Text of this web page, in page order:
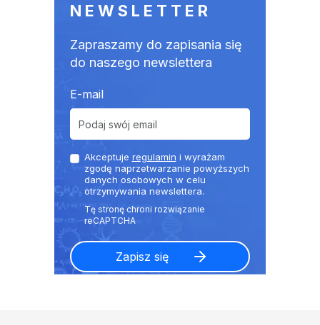
NEWSLETTER
Zapraszamy do zapisania się
do naszego newslettera
E-mail
Akceptuje regulamin i wyrażam
zgodę naprzetwarzanie powyższych
danych osobowych w celu
otrzymywania newslettera.